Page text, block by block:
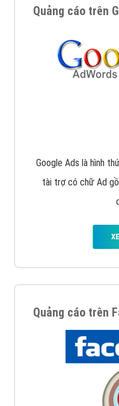
Quảng cáo trên
Google Ads là hình
tài trợ có chữ Ad
Quảng cáo trên